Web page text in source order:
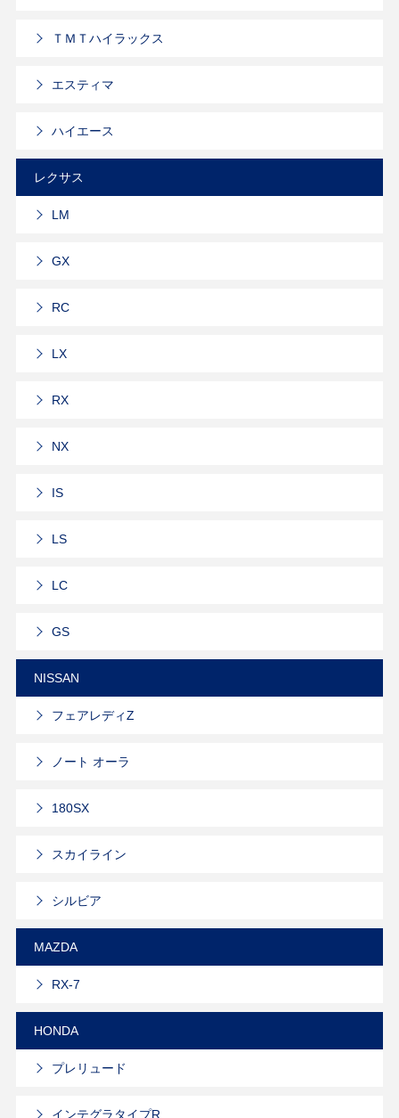
ＴＭＴハイラックス
エスティマ
ハイエース
レクサス
LM
GX
RC
LX
RX
NX
IS
LS
LC
GS
NISSAN
フェアレディZ
ノート オーラ
180SX
スカイライン
シルビア
MAZDA
RX-7
HONDA
プレリュード
インテグラタイプR